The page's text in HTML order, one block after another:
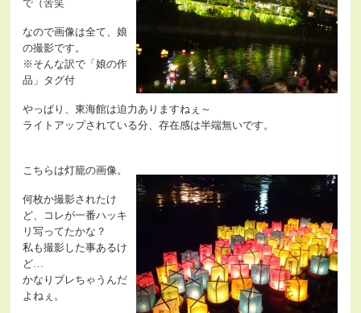
で（苦笑
なので画像は全て、娘
の撮影です。
※そんな訳で「娘の作
品」タグ付
やっぱり、東海館は迫力ありますねぇ～
ライトアップされている分、存在感は半端無いです。
こちらは灯籠の画像。
何枚か撮影されたけ
ど、コレが一番ハッキ
リ写ってたかな？
私も撮影した事あるけ
ど…
かなりブレちゃうんだ
よねぇ。